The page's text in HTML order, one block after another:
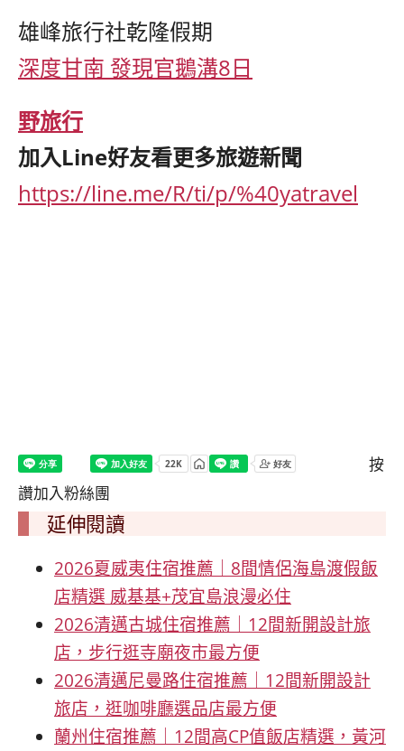
雄峰旅行社乾隆假期
深度甘南 發現官鵝溝8日
野旅行
加入Line好友看更多旅遊新聞
https://line.me/R/ti/p/%40yatravel
按
讚加入粉絲團
延伸閱讀
2026夏威夷住宿推薦｜8間情侶海島渡假飯
店精選 威基基+茂宜島浪漫必住
2026清邁古城住宿推薦｜12間新開設計旅
店，步行逛寺廟夜市最方便
2026清邁尼曼路住宿推薦｜12間新開設計
旅店，逛咖啡廳選品店最方便
蘭州住宿推薦｜12間高CP值飯店精選，黃河